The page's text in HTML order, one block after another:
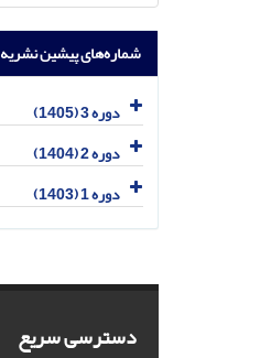
شماره‌های پیشین نشریه
دوره 3 (1405)
دوره 2 (1404)
دوره 1 (1403)
دسترسی سریع